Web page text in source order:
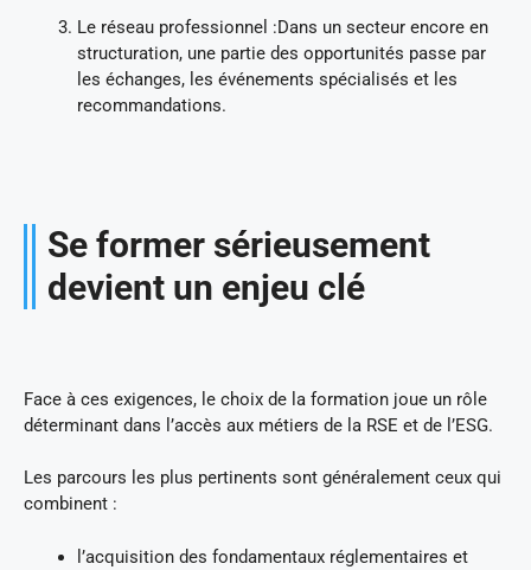
Le réseau professionnel :Dans un secteur encore en
structuration, une partie des opportunités passe par
les échanges, les événements spécialisés et les
recommandations.
Se former sérieusement
devient un enjeu clé
Face à ces exigences, le choix de la formation joue un rôle
déterminant dans l’accès aux métiers de la RSE et de l’ESG.
Les parcours les plus pertinents sont généralement ceux qui
combinent :
l’acquisition des fondamentaux réglementaires et